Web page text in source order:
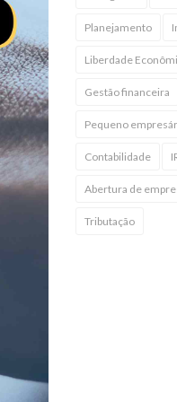
Planejamento
Liberdade
Gestão financeira
Pequeno
Contabilidade
Abertura de
Tributação